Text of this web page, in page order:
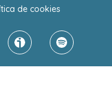
de cookies